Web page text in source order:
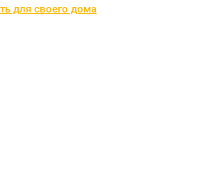
для своего дома